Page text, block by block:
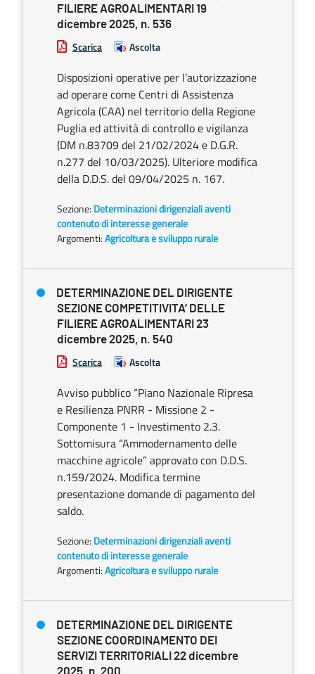
FILIERE AGROALIMENTARI 19
dicembre 2025, n. 536
Scarica Ascolta
Disposizioni operative per l’autorizzazione
ad operare come Centri di Assistenza
Agricola (CAA) nel territorio della Regione
Puglia ed attività di controllo e vigilanza
(DM n.83709 del 21/02/2024 e D.G.R.
n.277 del 10/03/2025). Ulteriore modifica
della D.D.S. del 09/04/2025 n. 167.
Sezione: Determinazioni dirigenziali aventi
contenuto di interesse generale
Argomenti:Agricoltura e sviluppo rurale
DETERMINAZIONE DEL DIRIGENTE
SEZIONE COMPETITIVITA’ DELLE
FILIERE AGROALIMENTARI 23
dicembre 2025, n. 540
Scarica Ascolta
Avviso pubblico “Piano Nazionale Ripresa
e Resilienza PNRR - Missione 2 -
Componente 1 - Investimento 2.3.
Sottomisura “Ammodernamento delle
macchine agricole” approvato con D.D.S.
n.159/2024. Modifica termine
presentazione domande di pagamento del
saldo.
Sezione: Determinazioni dirigenziali aventi
contenuto di interesse generale
Argomenti:Agricoltura e sviluppo rurale
DETERMINAZIONE DEL DIRIGENTE
SEZIONE COORDINAMENTO DEI
SERVIZI TERRITORIALI 22 dicembre
2025, n. 200